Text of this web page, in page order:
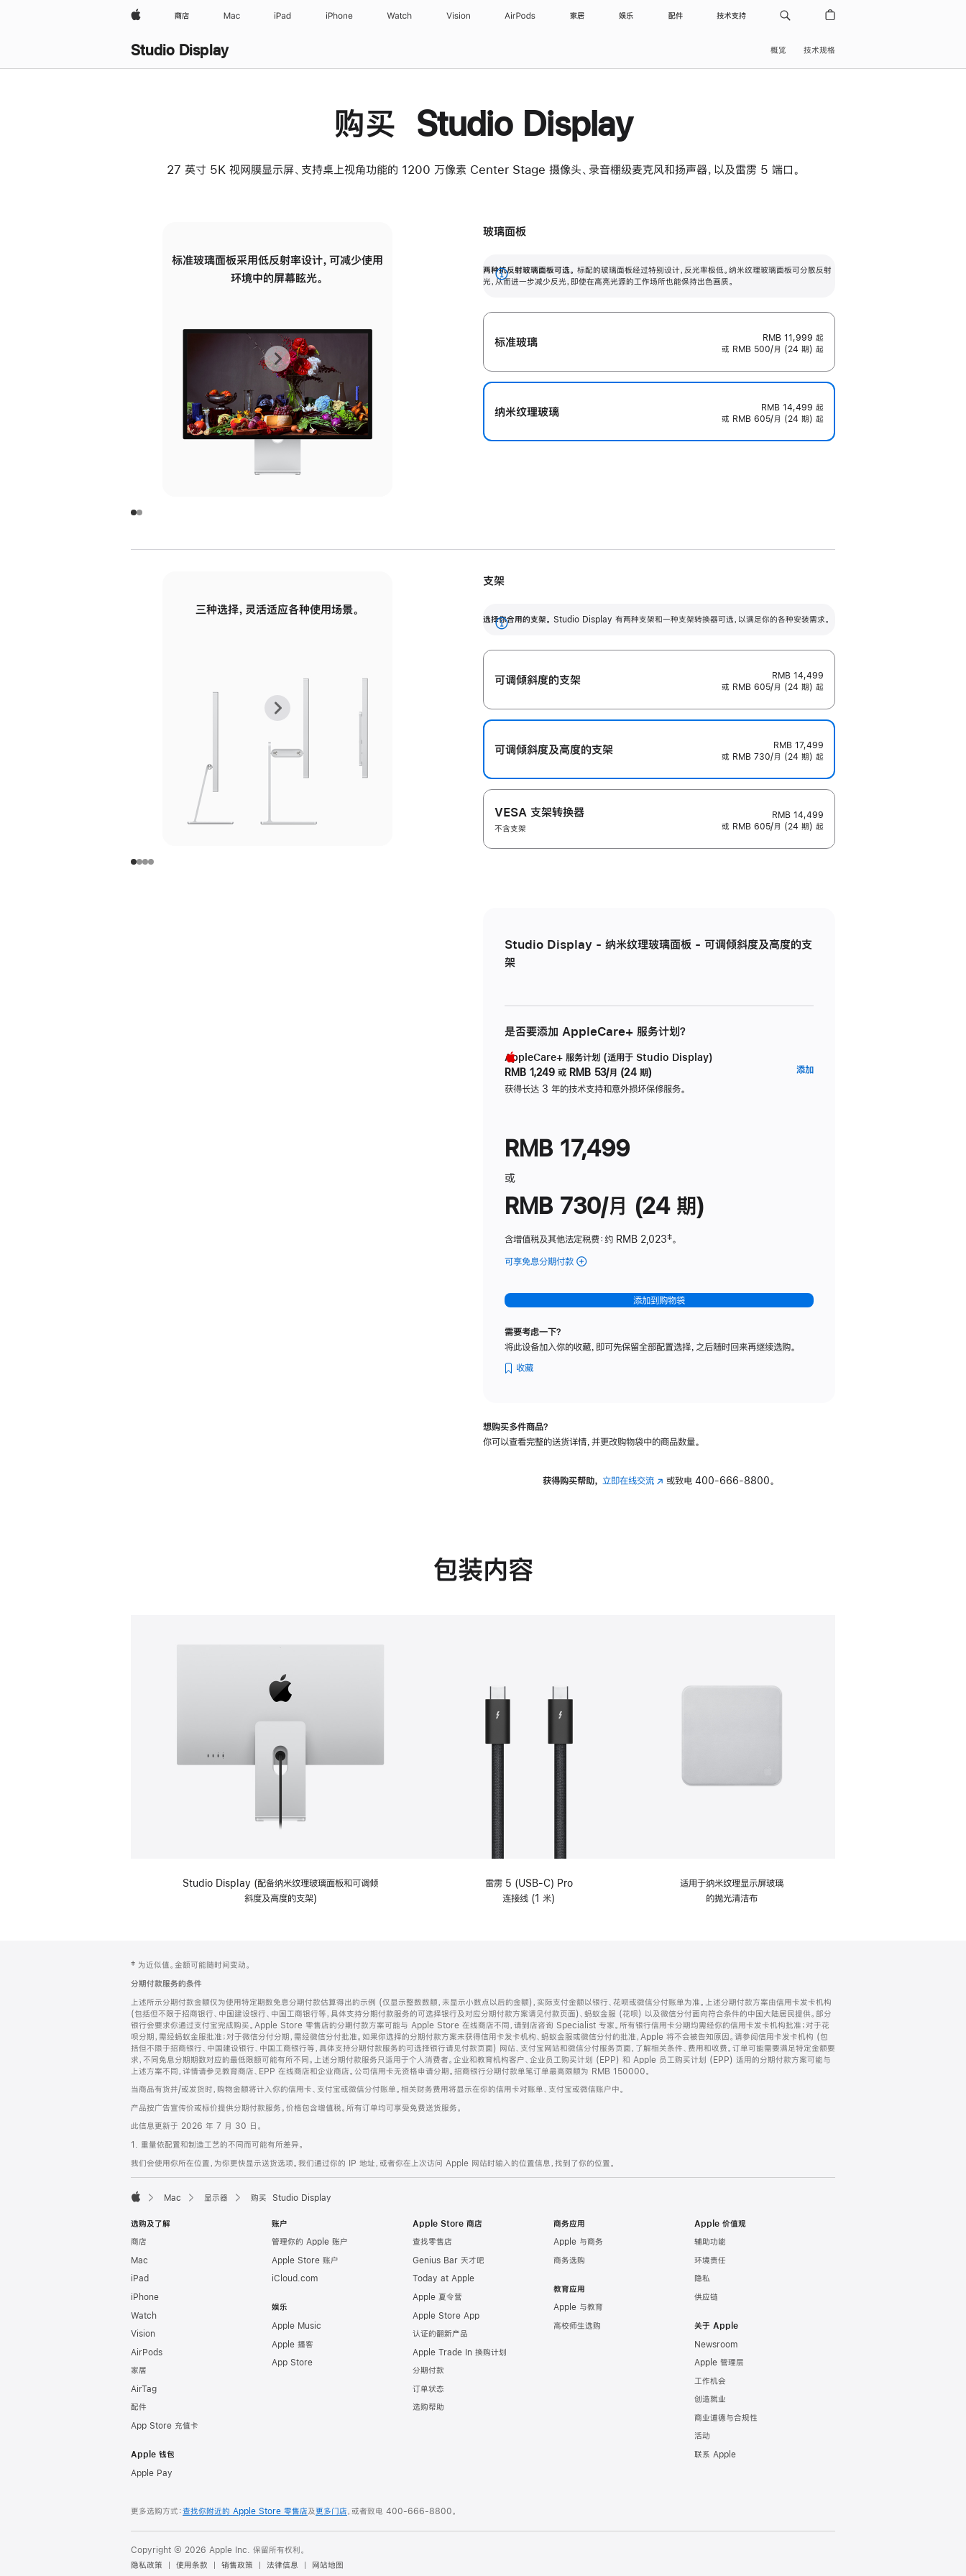
Apple 商店 Mac iPad iPhone Watch Vision AirPods 家居 娱乐 配件 技术支持
Studio Display 概览 技术规格
购买 Studio Display
27 英寸 5K 视网膜显示屏、支持桌上视角功能的 1200 万像素 Center Stage 摄像头、录音棚级麦克风和扬声器，以及雷雳 5 端口。
标准玻璃面板采用低反射率设计，可减少使用
环境中的屏幕眩光。
有高亮光源的场所使用，也能保持出色画质。
上
一
张
图
面
下
一
张
图
面
玻璃面板
两种抗反射玻璃面板可选。 标配的玻璃面板经过特别设计，反光率极低。纳米纹理玻璃面板可分散反射
光，从而进一步减少反光，即使在高亮光源的工作场所也能保持出色画质。
展
标准玻璃 RMB 11,999 起
或 RMB 500/月 (24 期) 起
纳米纹理玻璃 RMB 14,499 起
或 RMB 605/月 (24 期) 起
三种选择，灵活适应各种使用场景。
调节范围。
毫米的高度调节范围。
上
张
下
张
支架
选择你合用的支架。 Studio Display 有两种支架和一种支架转换器可选，以满足你的各种安装需求。
展
开
可调倾斜度的支架
RMB 14,499
或 RMB 605/月 (24 期) 起
可调倾斜度及高‍度的支‍架
RMB 17,499
或 RMB 730/月 (24 期) 起
VESA 支架转换器
不含支架
RMB 14,499
或 RMB 605/月 (24 期) 起
Studio Display - 纳米纹理玻璃面板 - 可调倾斜度及高度的支
架
是否要添加 AppleCare+ 服务计划？
AppleCare+ 服务计划 (适用于 Studio Display)
RMB 1,249 或 RMB 53/月 (24 期)
获得长达 3 年的技术支持和意外损坏保修服务。
添加
RMB 17,499
或
RMB 730/月 (24 期)
含增值税及其他法定税费：约 RMB 2,023脚
‡。
可享免息分期付款 (Studio
-
纳
理
可
斜
添加到购物袋
需要考虑一下？
将此设备加入你的收藏，即可先保留全部配置选择，之后随时回来再继续选购。
收藏
想购买多件商品？
你可以查看完整的送货详情，并更改购物袋中的商品数量。
获得购买帮助， 立即在线交流(在 或致电400-666-8800。
包装内容
Studio Display (配备纳米纹理玻璃面板和可调倾
斜度及高度的支架)
雷雳 5 (USB-C) Pro
连接线 (1 米)
适用于纳米纹理显示屏玻璃
的抛光清洁布
页
脚
注
‡ 为近似值。金额可能随时间变动。
分期付款服务的条件
上述所示分期付款金额仅为使用特定期数免息分期付款估算得出的示例 (仅显示整数数额，未显示小数点以后的金额)，实际支付金额以银行、花呗或微信分付账单为准。上述分期付款方案由信用卡发卡机构
(包括但不限于招商银行、中国建设银行、中国工商银行等，具体支持分期付款服务的可选择银行及对应分期付款方案请见付款页面)、蚂蚁金服 (花呗) 以及微信分付面向符合条件的中国大陆居民提供。部分
银行会要求你通过支付宝完成购买。Apple Store 零售店的分期付款方案可能与 Apple Store 在线商店不同，请到店咨询 Specialist 专家。所有银行信用卡分期均需经你的信用卡发卡机构批准；对于花
呗分期，需经蚂蚁金服批准；对于微信分付分期，需经微信分付批准。如果你选择的分期付款方案未获得信用卡发卡机构、蚂蚁金服或微信分付的批准，Apple 将不会被告知原因。请参阅信用卡发卡机构 (包
括但不限于招商银行、中国建设银行、中国工商银行等，具体支持分期付款服务的可选择银行请见付款页面) 网站、支付宝网站和微信分付服务页面，了解相关条件、费用和收费。订单可能需要满足特定金额要
求，不同免息分期期数对应的最低限额可能有所不同。上述分期付款服务只适用于个人消费者。企业和教育机构客户、企业员工购买计划 (EPP) 和 Apple 员工购买计划 (EPP) 适用的分期付款方案可能与
上述方案不同，详情请参见教育商店、EPP 在线商店和企业商店。公司信用卡无资格申请分期。招商银行分期付款单笔订单最高限额为 RMB 150000。
当商品有货并/或发货时，购物金额将计入你的信用卡、支付宝或微信分付账单。相关财务费用将显示在你的信用卡对账单、支付宝或微信账户中。
产品按广告宣传价或标价提供分期付款服务。价格包含增值税。所有订单均可享受免费送货服务。
此信息更新于 2026 年 7 月 30 日。
1. 重量依配置和制造工艺的不同而可能有所差异。
我们会使用你所在位置，为你更快显示送货选项。我们通过你的 IP 地址，或者你在上次访问 Apple 网站时输入的位置信息，找到了你的位置。
Mac 显示器 购买 Studio Display
选购及了解
商店
Mac
iPad
iPhone
Watch
Vision
AirPods
家居
AirTag
配件
App Store 充值卡
Apple 钱包
Apple Pay
账户
管理你的 Apple 账户
Apple Store 账户
iCloud.com
娱乐
Apple Music
Apple 播客
App Store
Apple Store 商店
查找零售店
Genius Bar 天才吧
Today at Apple
Apple 夏令营
Apple Store App
认证的翻新产品
Apple Trade In 换购计划
分期付款
订单状态
选购帮助
商务应用
Apple 与商务
商务选购
教育应用
Apple 与教育
高校师生选购
Apple 价值观
辅助功能
环境责任
隐私
供应链
关于 Apple
Newsroom
Apple 管理层
工作机会
创造就业
商业道德与合规性
活动
联系 Apple
更多选购方式：查找你附近的 Apple Store 零售店及更多门店，或者致电 400-666-8800。
Copyright © 2026 Apple Inc. 保留所有权利。
隐私政策
使用条款 销售政策 法律信息 网站地图